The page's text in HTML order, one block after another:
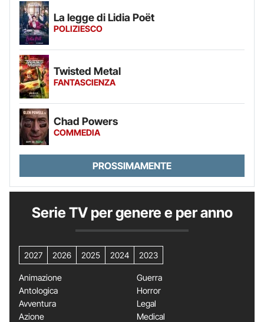
La legge di Lidia Poët
POLIZIESCO
Twisted Metal
FANTASCIENZA
Chad Powers
COMMEDIA
PROSSIMAMENTE
Serie TV per genere e per anno
2027 2026 2025 2024 2023
Animazione
Antologica
Avventura
Azione
Guerra
Horror
Legal
Medical